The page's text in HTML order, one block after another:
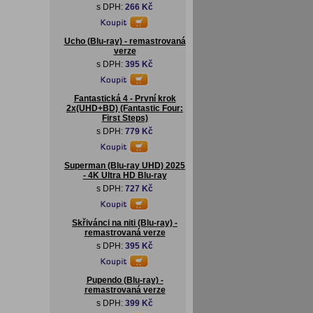
s DPH: 266 Kč
Ucho (Blu-ray) - remastrovaná
verze
s DPH: 395 Kč
Fantastická 4 - První krok
2x(UHD+BD) (Fantastic Four:
First Steps)
s DPH: 779 Kč
Superman (Blu-ray UHD) 2025
- 4K Ultra HD Blu-ray
s DPH: 727 Kč
Skřivánci na niti (Blu-ray) -
remastrovaná verze
s DPH: 395 Kč
Pupendo (Blu-ray) -
remastrovaná verze
s DPH: 399 Kč